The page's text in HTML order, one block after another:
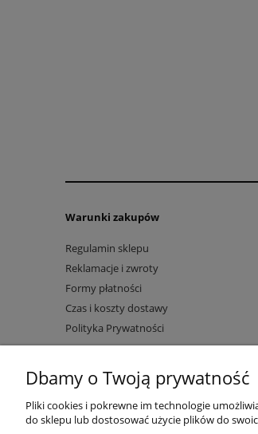
Warunki zakupów
Regulamin sklepu
Reklamacje i zwroty
Formy płatności
Czas i koszty dostawy
Polityka Prywatności
Magazynowa 5a 2-piętro
30-858 Kraków
NIP: 6792596281 REGON: 361824632
tel. 513 328 497, 780 471 201, e-mail
Dbamy o Twoją prywatność
Pliki cookies i pokrewne im technologie
do sklepu lub dostosować użycie plików do